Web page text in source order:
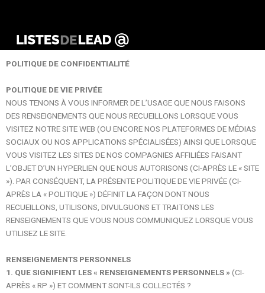
POLITIQUE DE CONFIDENTIALITÉ
POLITIQUE DE VIE PRIVÉE
NOUS TENONS À VOUS INFORMER DE L’USAGE QUE NOUS FAISONS
DES RENSEIGNEMENTS QUE NOUS RECUEILLONS LORSQUE VOUS
VISITEZ NOTRE SITE WEB (OU ENCORE NOS PLATEFORMES DE MÉDIAS
SOCIAUX OU NOS APPLICATIONS SPÉCIALISÉES) AINSI QUE LORSQUE
VOUS VISITEZ LES SITES DE NOS COMPAGNIES AFFILIÉES FAISANT
L’OBJET D’UN HYPERLIEN QUE NOUS AUTORISONS (CI-APRÈS LE « SITE
»). PAR CONSÉQUENT, LA PRÉSENTE POLITIQUE DE VIE PRIVÉE (CI-
APRÈS LA « POLITIQUE ») DÉFINIT LA FAÇON DONT NOUS
RECUEILLONS, UTILISONS, DIVULGUONS ET TRAITONS LES
RENSEIGNEMENTS QUE VOUS NOUS COMMUNIQUEZ LORSQUE VOUS
UTILISEZ LE SITE.
RENSEIGNEMENTS PERSONNELS
1. QUE SIGNIFIENT LES « RENSEIGNEMENTS PERSONNELS » (CI-
APRÈS « RP ») ET COMMENT SONT-ILS COLLECTÉS ?